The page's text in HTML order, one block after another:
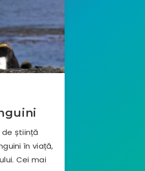
știință
în viață,
Cei mai